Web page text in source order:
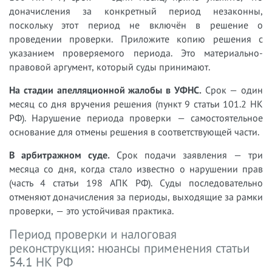
доначисления за конкретный период незаконны,
поскольку этот период не включён в решение о
проведении проверки. Приложите копию решения с
указанием проверяемого периода. Это материально-
правовой аргумент, который суды принимают.
На стадии апелляционной жалобы в УФНС. Срок — один
месяц со дня вручения решения (пункт 9 статьи 101.2 НК
РФ). Нарушение периода проверки — самостоятельное
основание для отмены решения в соответствующей части.
В арбитражном суде. Срок подачи заявления — три
месяца со дня, когда стало известно о нарушении прав
(часть 4 статьи 198 АПК РФ). Суды последовательно
отменяют доначисления за периоды, выходящие за рамки
проверки, — это устойчивая практика.
Период проверки и налоговая
реконструкция: нюансы применения статьи
54.1 НК РФ